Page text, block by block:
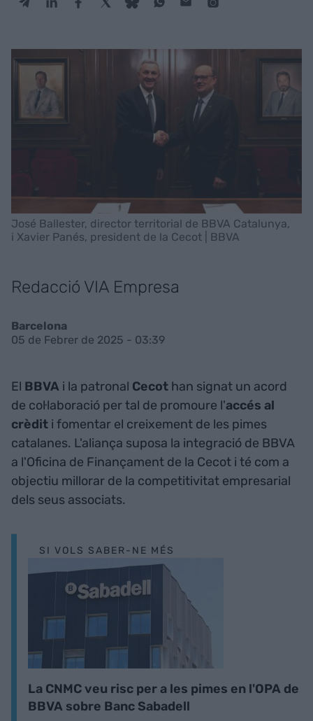
José Ballester, director territorial de BBVA Catalunya,
i Xavier Panés, president de la Cecot | BBVA
Redacció VIA Empresa
Barcelona
05 de Febrer de 2025 - 03:39
El BBVA i la patronal Cecot han signat un acord
de col·laboració per tal de promoure l'accés al
crèdit i fomentar el creixement de les pimes
catalanes. L'aliança suposa la integració de BBVA
a l'Oficina de Finançament de la Cecot i té com a
objectiu millorar de la competitivitat empresarial
dels seus associats.
SI VOLS SABER-NE MÉS
La CNMC veu risc per a les pimes en l'OPA de
BBVA sobre Banc Sabadell